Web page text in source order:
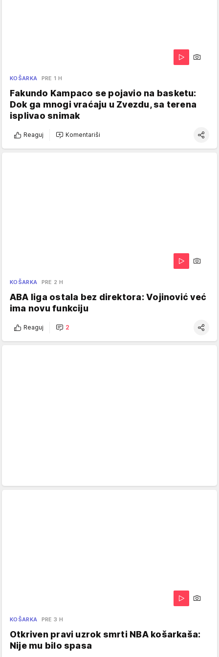
KOŠARKA PRE 1 H
Fakundo Kampaco se pojavio na basketu:
Dok ga mnogi vraćaju u Zvezdu, sa terena
isplivao snimak
Reaguj Komentariši
KOŠARKA PRE 2 H
ABA liga ostala bez direktora: Vojinović već
ima novu funkciju
Reaguj 2
KOŠARKA PRE 3 H
Otkriven pravi uzrok smrti NBA košarkaša:
Nije mu bilo spasa